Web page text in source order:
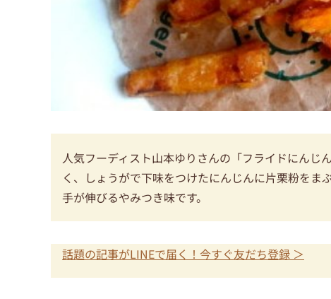
人気フーディスト山本ゆりさんの「フライドにんじ
く、しょうがで下味をつけたにんじんに片栗粉を
手が伸びるやみつき味です。
話題の記事がLINEで届く！今すぐ友だち登録 ＞